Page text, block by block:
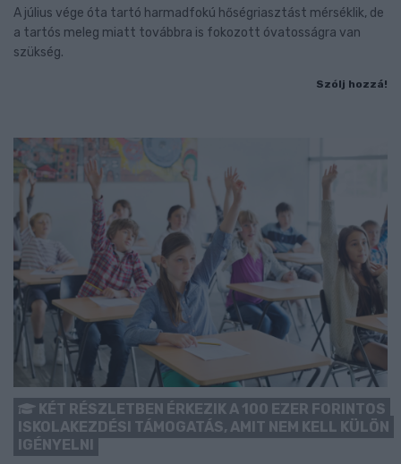
A július vége óta tartó harmadfokú hőségriasztást mérséklik, de
a tartós meleg miatt továbbra is fokozott óvatosságra van
szükség.
Szólj hozzá!
KÉT RÉSZLETBEN ÉRKEZIK A 100 EZER FORINTOS
ISKOLAKEZDÉSI TÁMOGATÁS, AMIT NEM KELL KÜLÖN
IGÉNYELNI